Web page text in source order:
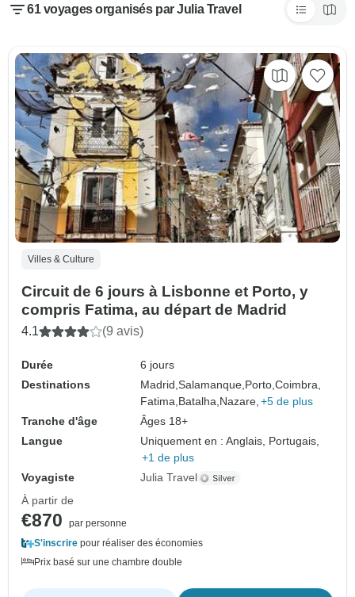
61 voyages organisés par Julia Travel
Villes & Culture
Circuit de 6 jours à Lisbonne et Porto, y
compris Fatima, au départ de Madrid
4.1 (9 avis)
Durée
6 jours
Destinations
Madrid,Salamanque, Porto,Coimbra,
Fatima, Batalha, Nazare, +5 de plus
Tranche d'âge
Âges 18+
Langue
Uniquement en : Anglais, Portugais,
+1 de plus
Voyagiste
Julia Travel
À partir de
€870
par personne
S'inscrire pour réaliser des économies
Prix basé sur une chambre double